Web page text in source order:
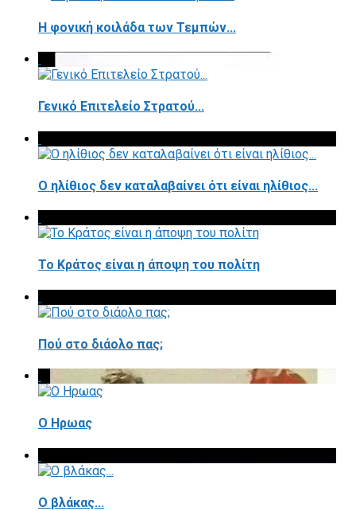
Η φονική κοιλάδα των Τεμπών...
Γενικό Επιτελείο Στρατού...
Ο ηλίθιος δεν καταλαβαίνει ότι είναι ηλίθιος...
Το Κράτος είναι η άποψη του πολίτη
Πού στο διάολο πας;
Ο Ηρωας
Ο βλάκας...